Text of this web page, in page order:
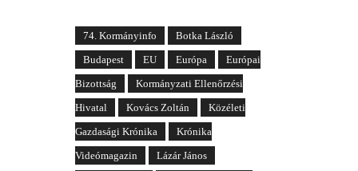
74. Kormányinfo
Botka László
Budapest
EU Európa
Európai
Bizottság
Kormányzati Ellenőrzési
Hivatal
Kovács Zoltán
Közéleti
Gazdasági Krónika
Krónika
Videómagazin
Lázár János